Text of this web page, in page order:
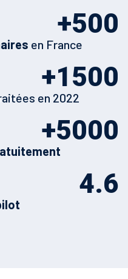
500
+
en France
1500
+
en 2022
5000
+
4.6